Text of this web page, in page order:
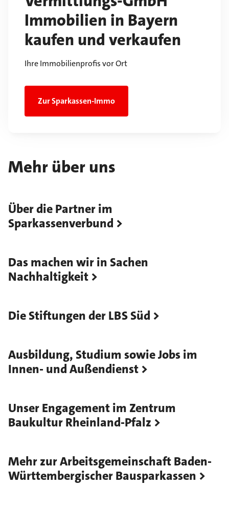
Immobilien in Bayern
kaufen und verkaufen
Ihre Immobilienprofis vor Ort
Zur Sparkassen-Immo
Mehr über uns
Über die Partner im
Sparkassenverbund
Das machen wir in Sachen
Nachhaltigkeit
Die Stiftungen der LBS Süd
Ausbildung, Studium sowie Jobs im
Innen- und Außendienst
Unser Engagement im Zentrum
Baukultur Rheinland-Pfalz
Mehr zur Arbeitsgemeinschaft Baden-
Württembergischer Bausparkassen